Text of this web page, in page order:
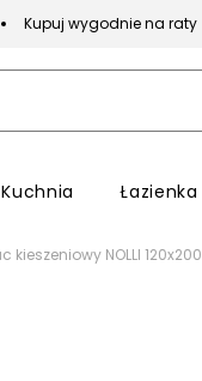
Kupuj wygodnie na raty
Kuchnia Łazienka
kieszeniowy NOLLI 120x200